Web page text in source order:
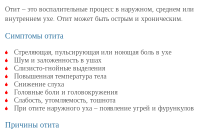
Отит – это воспалительные процесс в наружном, среднем или
внутреннем ухе. Отит может быть острым и хроническим.
Симптомы отита
Стреляющая, пульсирующая или ноющая боль в ухе
Шум и заложенность в ушах
Слизисто-гнойные выделения
Повышенная температура тела
Снижение слуха
Головные боли и головокружения
Слабость, утомляемость, тошнота
При отите наружного уха – появление угрей и фурункулов
Причины отита